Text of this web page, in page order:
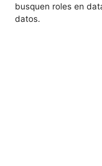
busquen roles en
datos.